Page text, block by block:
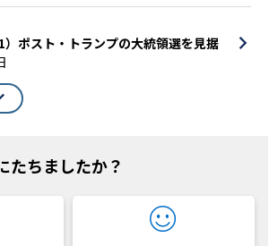
ポスト・トランプの大統領選を見据
たちましたか？